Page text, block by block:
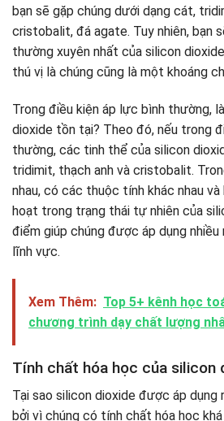
bạn sẽ gặp chúng dưới dạng cát,
cristobalit, đá agate. Tuy nhiên, bạn
thường xuyên nhất của silicon
thú vị là chúng cũng là một khoáng
Trong điều kiện áp lực bình thường,
dioxide tồn tại? Theo đó, nếu trong
thường, các tinh thể của silicon
tridimit, thạch anh và cristobalit.
nhau, có các thuộc tính khác nhau và
hoạt trong trạng thái tự nhiên của
điểm giúp chúng được áp dụng nhiều
lĩnh vực.
Xem Thêm: Top 5+ kênh học
chương trình dạy chất lượng
Tính chất hóa học của silicon
Tại sao silicon dioxide được áp
bởi vì chúng có tính chất hóa học